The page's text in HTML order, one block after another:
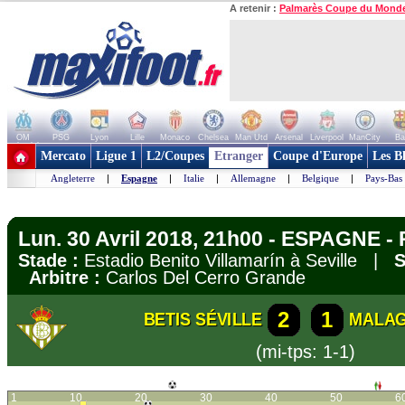
A retenir : Palmarès Coupe du
OM PSG Lyon Lille Monaco Chelsea Man Utd Arsenal Liverpool ManCity
+ de clubs
Mercato Ligue 1 L2/Coupes Etranger Coupe d'Europe Les
Angleterre | Espagne | Italie | Allemagne | Belgique | Pays-Bas
Lun. 30 Avril 2018, 21h00 - ESPAGNE
Stade : Estadio Benito Villamarín à Seville |
Arbitre : Carlos Del Cerro Grande
BETIS SÉVILLE 2 1
(mi-tps: 1-1)
1 10 20 30 40 50